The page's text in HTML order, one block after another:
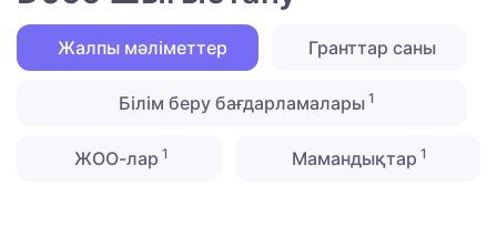
Жалпы мәліметтер Гранттар саны
Білім беру бағдарламалары1
ЖОО-лар 1 Мамандықтар 1